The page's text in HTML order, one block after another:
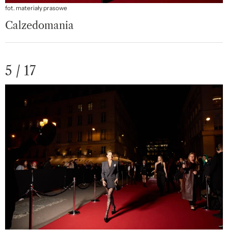
fot. materiały prasowe
Calzedomania
5 / 17